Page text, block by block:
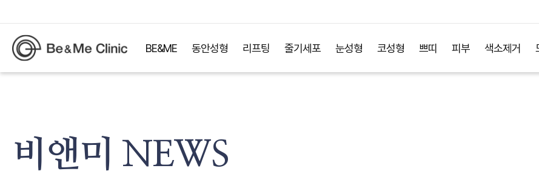
BE&ME 동안성형 리프팅 줄기세포 눈성형 코성형 쁘띠 피부 색소제거
비앤미 NEWS